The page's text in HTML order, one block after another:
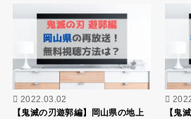
2022.03.02
【鬼滅の刃遊郭編】岡山県の地上
【鬼